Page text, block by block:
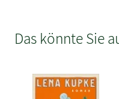
Das könnte Sie